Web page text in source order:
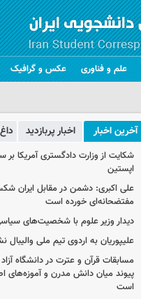
علم و فناوری عکس و گرافیک
آخرین اخبار اخبار پربازدید
شکایت از وزارت دادگستری آمریکا بر
اپستین
علی اکبری: دشمن در مقابل ایران
مفتضحانه‌ای خورده است
دیدار وزیر علوم با شخصیت‌های
علیپوریان به اردوی تیم ملی
مسابقات قرآن و عترت در دانشگاه
پیوند میان دانش مدرن و آموزه‌های
است